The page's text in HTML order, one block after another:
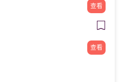
查看
查看